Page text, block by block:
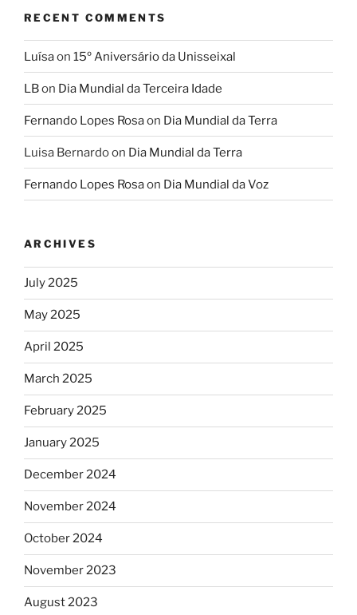
RECENT COMMENTS
Luísaon 15º Aniversário da Unisseixal
LBon Dia Mundial da Terceira Idade
Fernando Lopes Rosaon Dia Mundial da Terra
Luisa Bernardoon Dia Mundial da Terra
Fernando Lopes Rosaon Dia Mundial da Voz
ARCHIVES
July 2025
May 2025
April 2025
March 2025
February 2025
January 2025
December 2024
November 2024
October 2024
November 2023
August 2023